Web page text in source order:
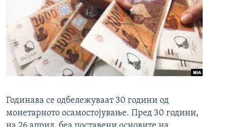
РСЕ веб страници
Годинава се одбележуваат 30 години од
монетарното осамостојување. Пред 30 години,